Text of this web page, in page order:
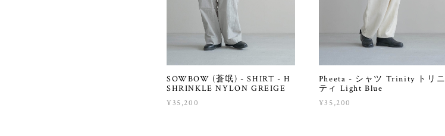
SOWBOW (蒼氓) - SHIRT - H
SHRINKLE NYLON GREIGE
¥35,200
Pheeta - シャツ Trinity トリニ
ティ Light Blue
¥35,200